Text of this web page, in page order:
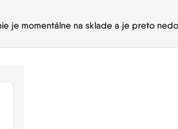
je momentálne na sklade a je preto